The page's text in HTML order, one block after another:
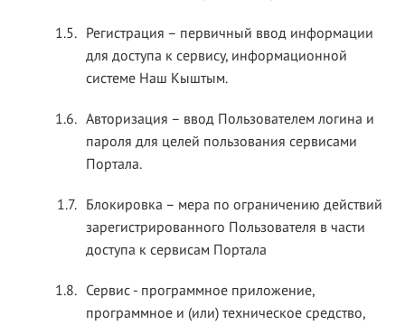
1.5. Регистрация – первичный ввод информации
для доступа к сервису, информационной
системе Наш Кыштым.
1.6. Авторизация – ввод Пользователем логина и
пароля для целей пользования сервисами
Портала.
1.7. Блокировка – мера по ограничению действий
зарегистрированного Пользователя в части
доступа к сервисам Портала
1.8. Сервис - программное приложение,
программное и (или) техническое средство,